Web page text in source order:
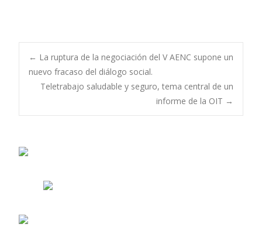
Navegación
← La ruptura de la negociación del V AENC supone un
nuevo fracaso del diálogo social.
Teletrabajo saludable y seguro, tema central de un
informe de la OIT →